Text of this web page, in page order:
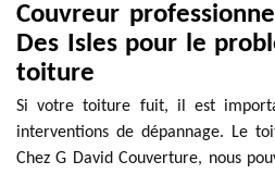
Couvreur
Des Isles pour le
toiture
Si votre toiture fuit, il est
interventions de dépannage. Le
Chez G David Couverture, nous